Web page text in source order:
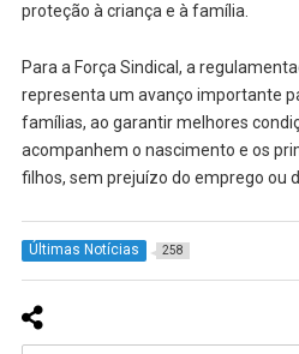
proteção à criança e à família.
Para a Força Sindical, a
representa um avanço importante
famílias, ao garantir melhores
acompanhem o nascimento e os
filhos, sem prejuízo do emprego ou
Últimas Notícias 258